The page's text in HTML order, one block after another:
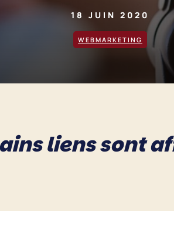
18 JUIN 2020
WEBMARKETING
liens sont